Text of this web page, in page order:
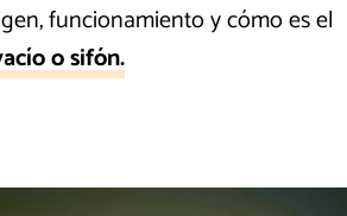
funcionamiento y cómo es el
o sifón.